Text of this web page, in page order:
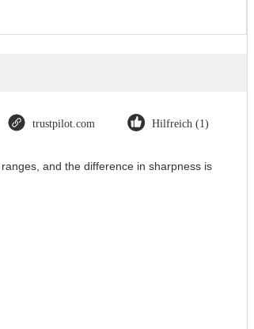
trustpilot.com Hilfreich (1)
and the difference in sharpness is